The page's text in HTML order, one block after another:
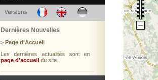
Dernières Nouvelles
> Page d'Accueil
Les dernières actualités sont en
page d'accueil du site.